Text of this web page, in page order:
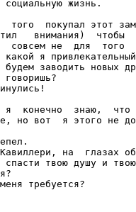
жизнь.
того  покупал этот
внимания)  чтобы
совсем не  для  того
я
будем заводить новых
говоришь?
конечно  знаю,  что
но вот  я этого не
на  глазах
твою душу и
требуется?